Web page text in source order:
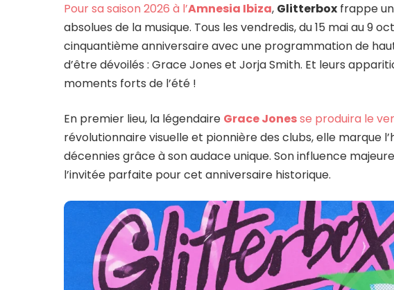
Pour sa saison 2026 à l’Amnesia Ibiza, Glitterbox frappe
absolues de la musique. Tous les vendredis, du 15 mai au 9
cinquantième anniversaire avec une programmation de
d’être dévoilés : Grace Jones et Jorja Smith. Et leurs
moments forts de l’été !
En premier lieu, la légendaire Grace Jonesse produira le
révolutionnaire visuelle et pionnière des clubs, elle marque
décennies grâce à son audace unique. Son influence
l’invitée parfaite pour cet anniversaire historique.